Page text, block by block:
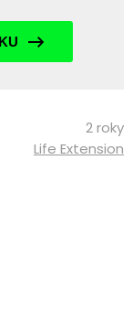
2 roky
Life Extension